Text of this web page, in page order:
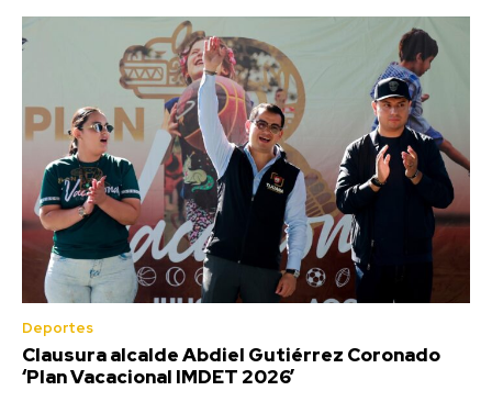
Deportes
Clausura alcalde Abdiel Gutiérrez Coronado
‘Plan Vacacional IMDET 2026’